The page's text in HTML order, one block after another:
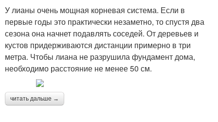
У лианы очень мощная корневая система. Если в
первые годы это практически незаметно, то спустя два
сезона она начнет подавлять соседей. От деревьев и
кустов придерживаются дистанции примерно в три
метра. Чтобы лиана не разрушила фундамент дома,
необходимо расстояние не менее 50 см.
читать дальше →